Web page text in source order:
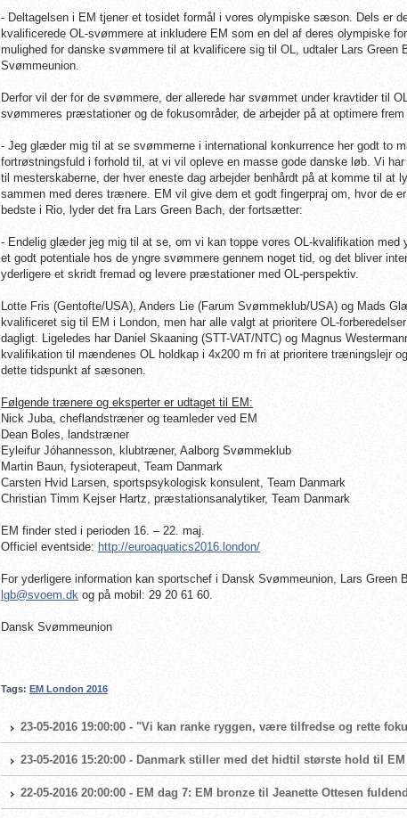
- Deltagelsen i EM tjener et tosidet formål i vores olympiske sæson. Dels er
kvalificerede OL-svømmere at inkludere EM som en del af deres olympiske
mulighed for danske svømmere til at kvalificere sig til OL, udtaler Lars Green
Svømmeunion.
Derfor vil der for de svømmere, der allerede har svømmet under kravtider til
svømmeres præstationer og de fokusområder, de arbejder på at optimere
- Jeg glæder mig til at se svømmerne i international konkurrence her godt to
fortrøstningsfuld i forhold til, at vi vil opleve en masse gode danske løb. Vi
til mesterskaberne, der hver eneste dag arbejder benhårdt på at komme til at
sammen med deres trænere. EM vil give dem et godt fingerpraj om, hvor de
bedste i Rio, lyder det fra Lars Green Bach, der fortsætter:
- Endelig glæder jeg mig til at se, om vi kan toppe vores OL-kvalifikation med
et godt potentiale hos de yngre svømmere gennem noget tid, og det bliver
yderligere et skridt fremad og levere præstationer med OL-perspektiv.
Lotte Fris (Gentofte/USA), Anders Lie (Farum Svømmeklub/USA) og Mads
kvalificeret sig til EM i London, men har alle valgt at prioritere OL-
dagligt. Ligeledes har Daniel Skaaning (STT-VAT/NTC) og Magnus
kvalifikation til mændenes OL holdkap i 4x200 m fri at prioritere træningslejr
dette tidspunkt af sæsonen.
Følgende trænere og eksperter er udtaget til EM:
Nick Juba, cheflandstræner og teamleder ved EM
Dean Boles, landstræner
Eyleifur Jóhannesson, klubtræner, Aalborg Svømmeklub
Martin Baun, fysioterapeut, Team Danmark
Carsten Hvid Larsen, sportspsykologisk konsulent, Team Danmark
Christian Timm Kejser Hartz, præstationsanalytiker, Team Danmark
EM finder sted i perioden 16. – 22. maj.
Officiel eventside: http://euroaquatics2016.london/
For yderligere information kan sportschef i Dansk Svømmeunion, Lars Green
lgb@svoem.dk og på mobil: 29 20 61 60.
Dansk Svømmeunion
Tags: EM London 2016
23-05-2016 19:00:00 - "Vi kan ranke ryggen, være tilfredse og rette
23-05-2016 15:20:00 - Danmark stiller med det hidtil største hold til
22-05-2016 20:00:00 - EM dag 7: EM bronze til Jeanette Ottesen